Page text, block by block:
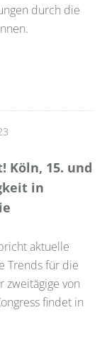
durch die
Köln, 15. und
in
aktuelle
Trends für die
zweitägige von
findet in